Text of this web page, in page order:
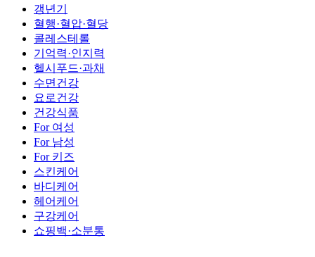
갱년기
혈행·혈압·혈당
콜레스테롤
기억력·인지력
헬시푸드·과채
수면건강
요로건강
건강식품
For 여성
For 남성
For 키즈
스킨케어
바디케어
헤어케어
구강케어
쇼핑백·소분통